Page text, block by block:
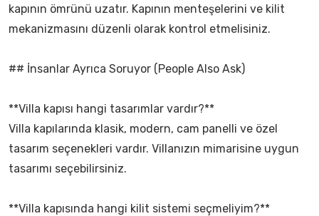
kapının ömrünü uzatır. Kapının menteşelerini ve kilit
mekanizmasını düzenli olarak kontrol etmelisiniz.
## İnsanlar Ayrıca Soruyor (People Also Ask)
**Villa kapısı hangi tasarımlar vardır?**
Villa kapılarında klasik, modern, cam panelli ve özel
tasarım seçenekleri vardır. Villanızın mimarisine uygun
tasarımı seçebilirsiniz.
**Villa kapısında hangi kilit sistemi seçmeliyim?**